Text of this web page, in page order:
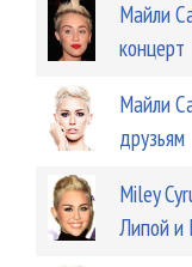
Майли
концерт
Майли
друзьям
Miley
Липой и